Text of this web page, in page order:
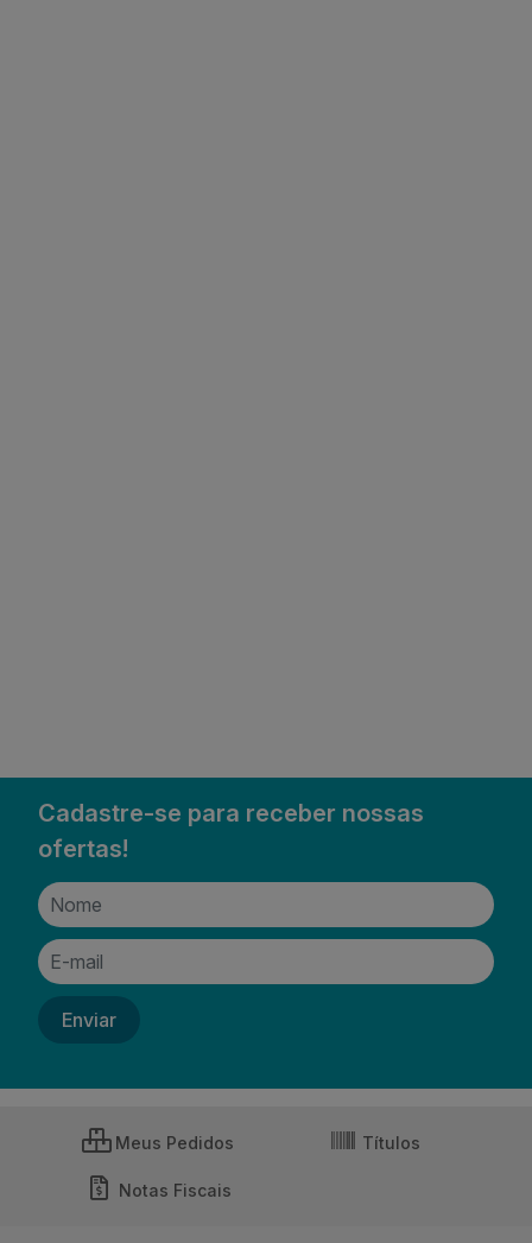
Cadastre-se para receber nossas
ofertas!
Meus Pedidos Títulos
Notas Fiscais